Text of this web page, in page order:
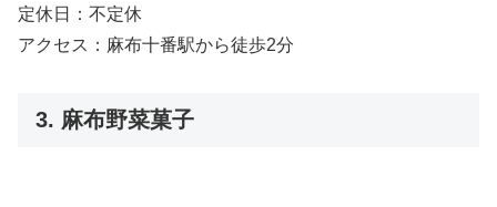
定休日：不定休
アクセス：麻布十番駅から徒歩2分
3. 麻布野菜菓子